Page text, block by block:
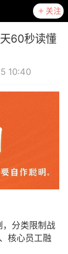
关注
术
60秒读懂
10:40
，分类限制战
核心员工融